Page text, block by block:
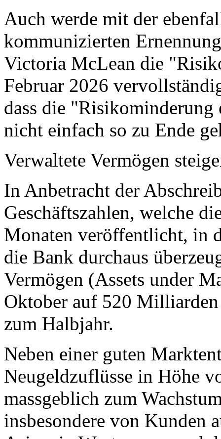
Auch werde mit der
kommunizierten
Victoria McLean die
Februar 2026
dass die "Risikominderung
nicht einfach so zu Ende
Verwaltete Vermögen
In Anbetracht der
Geschäftszahlen, welche
Monaten veröffentlicht, in
die Bank durchaus
Vermögen (Assets under
Oktober auf 520
zum Halbjahr.
Neben einer guten
Neugeldzuflüsse in Höhe
massgeblich zum
insbesondere von Kunden